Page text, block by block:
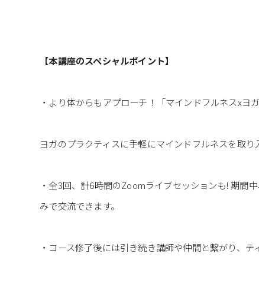
【本講座のスペシャルポイント】
・より体からもアプローチ！「マインドフルネスxヨ
ヨガのプラクティスに手軽にマインドフルネスを取
・全3回、計6時間のZoomライブセッションも! 期間
みで交流できます。
・コース修了後には引き続き講師や仲間と繋がり、